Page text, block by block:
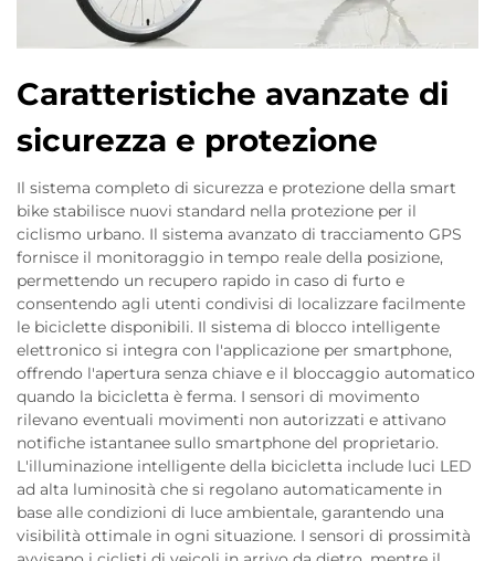
Caratteristiche avanzate di
sicurezza e protezione
Il sistema completo di sicurezza e protezione della smart
bike stabilisce nuovi standard nella protezione per il
ciclismo urbano. Il sistema avanzato di tracciamento GPS
fornisce il monitoraggio in tempo reale della posizione,
permettendo un recupero rapido in caso di furto e
consentendo agli utenti condivisi di localizzare facilmente
le biciclette disponibili. Il sistema di blocco intelligente
elettronico si integra con l'applicazione per smartphone,
offrendo l'apertura senza chiave e il bloccaggio automatico
quando la bicicletta è ferma. I sensori di movimento
rilevano eventuali movimenti non autorizzati e attivano
notifiche istantanee sullo smartphone del proprietario.
L'illuminazione intelligente della bicicletta include luci LED
ad alta luminosità che si regolano automaticamente in
base alle condizioni di luce ambientale, garantendo una
visibilità ottimale in ogni situazione. I sensori di prossimità